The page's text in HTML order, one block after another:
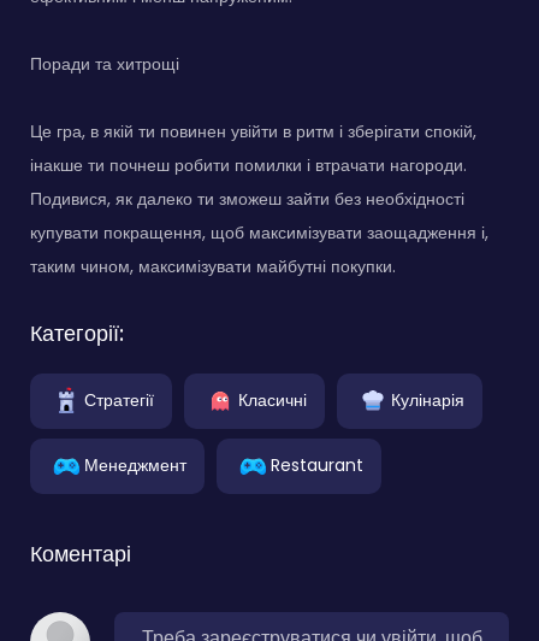
Поради та хитрощі
Це гра, в якій ти повинен увійти в ритм і зберігати спокій,
інакше ти почнеш робити помилки і втрачати нагороди.
Подивися, як далеко ти зможеш зайти без необхідності
купувати покращення, щоб максимізувати заощадження і,
таким чином, максимізувати майбутні покупки.
Категорії:
Стратегії Класичні Кулінарія
Менеджмент Restaurant
Коментарі